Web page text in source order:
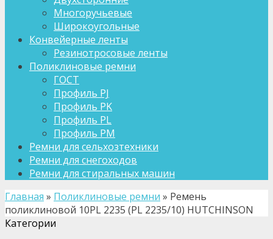
Многоручьевые
Широкоугольные
Конвейерные ленты
Резинотросовые ленты
Поликлиновые ремни
ГОСТ
Профиль PJ
Профиль PK
Профиль PL
Профиль PM
Ремни для сельхозтехники
Ремни для снегоходов
Ремни для стиральных машин
Главная » Поликлиновые ремни » Ремень
поликлиновой 10PL 2235 (PL 2235/10) HUTCHINSON
Категории